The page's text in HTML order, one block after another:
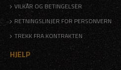
VILKÅR OG BETINGELSER
RETNINGSLINJER FOR PERSONVERN
TREKK FRA KONTRAKTEN
HJELP